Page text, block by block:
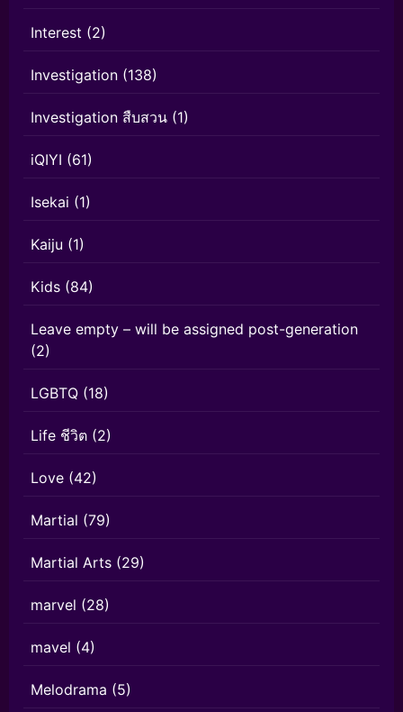
Interest (2)
Investigation (138)
Investigation สืบสวน (1)
iQIYI (61)
Isekai (1)
Kaiju (1)
Kids (84)
Leave empty – will be assigned post-generation
(2)
LGBTQ (18)
Life ชีวิต (2)
Love (42)
Martial (79)
Martial Arts (29)
marvel (28)
mavel (4)
Melodrama (5)